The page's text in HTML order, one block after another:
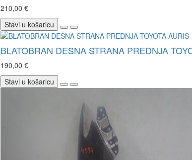
210,00 €
Stavi u košaricu
BLATOBRAN DESNA STRANA PREDNJA
190,00 €
Stavi u košaricu